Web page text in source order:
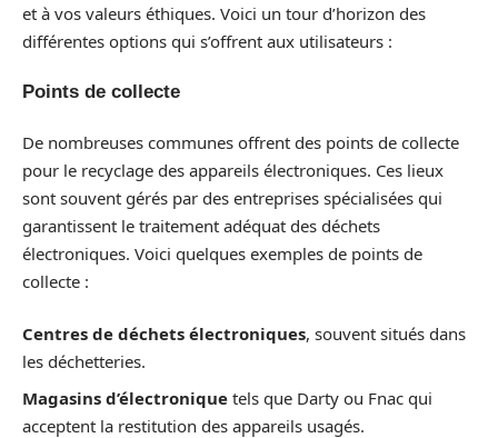
et à vos valeurs éthiques. Voici un tour d’horizon des
différentes options qui s’offrent aux utilisateurs :
Points de collecte
De nombreuses communes offrent des points de collecte
pour le recyclage des appareils électroniques. Ces lieux
sont souvent gérés par des entreprises spécialisées qui
garantissent le traitement adéquat des déchets
électroniques. Voici quelques exemples de points de
collecte :
Centres de déchets électroniques, souvent situés dans
les déchetteries.
Magasins d’électronique tels que Darty ou Fnac qui
acceptent la restitution des appareils usagés.